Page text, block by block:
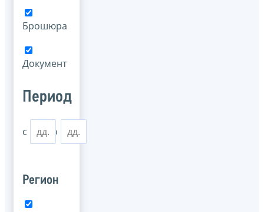
Брошюра
Документ
Период
с по
Регион